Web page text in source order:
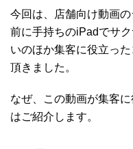
今回は、店舗向け動画
前に手持ちのiPadでサ
いのほか集客に役立っ
頂きました。
なぜ、この動画が集客
はご紹介します。